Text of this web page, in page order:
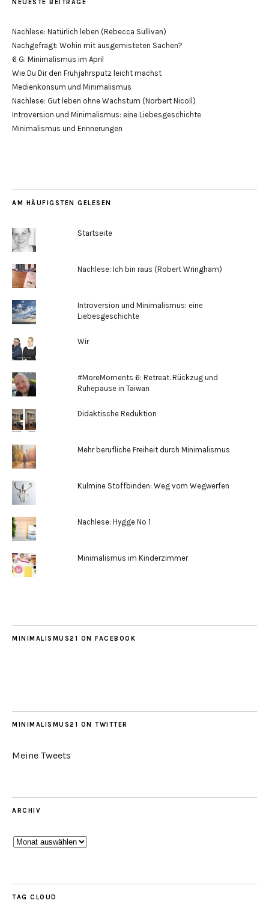
NEUESTE BEITRÄGE
Nachlese: Natürlich leben (Rebecca Sullivan)
Nachgefragt: Wohin mit ausgemisteten Sachen?
6 G: Minimalismus im April
Wie Du Dir den Frühjahrsputz leicht machst
Medienkonsum und Minimalismus
Nachlese: Gut leben ohne Wachstum (Norbert Nicoll)
Introversion und Minimalismus: eine Liebesgeschichte
Minimalismus und Erinnerungen
AM HÄUFIGSTEN GELESEN
Startseite
Nachlese: Ich bin raus (Robert Wringham)
Introversion und Minimalismus: eine
Liebesgeschichte
Wir
#MoreMoments 6: Retreat. Rückzug und
Ruhepause in Taiwan
Didaktische Reduktion
Mehr berufliche Freiheit durch Minimalismus
Kulmine Stoffbinden: Weg vom Wegwerfen
Nachlese: Hygge No 1
Minimalismus im Kinderzimmer
MINIMALISMUS21 ON FACEBOOK
MINIMALISMUS21 ON TWITTER
Meine Tweets
ARCHIV
Archiv
TAG CLOUD